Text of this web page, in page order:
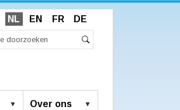
NL EN FR DE
Over ons